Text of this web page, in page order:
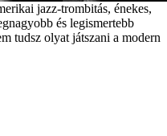
jazz-trombitás, énekes,
és legismertebb
tudsz olyat játszani a modern